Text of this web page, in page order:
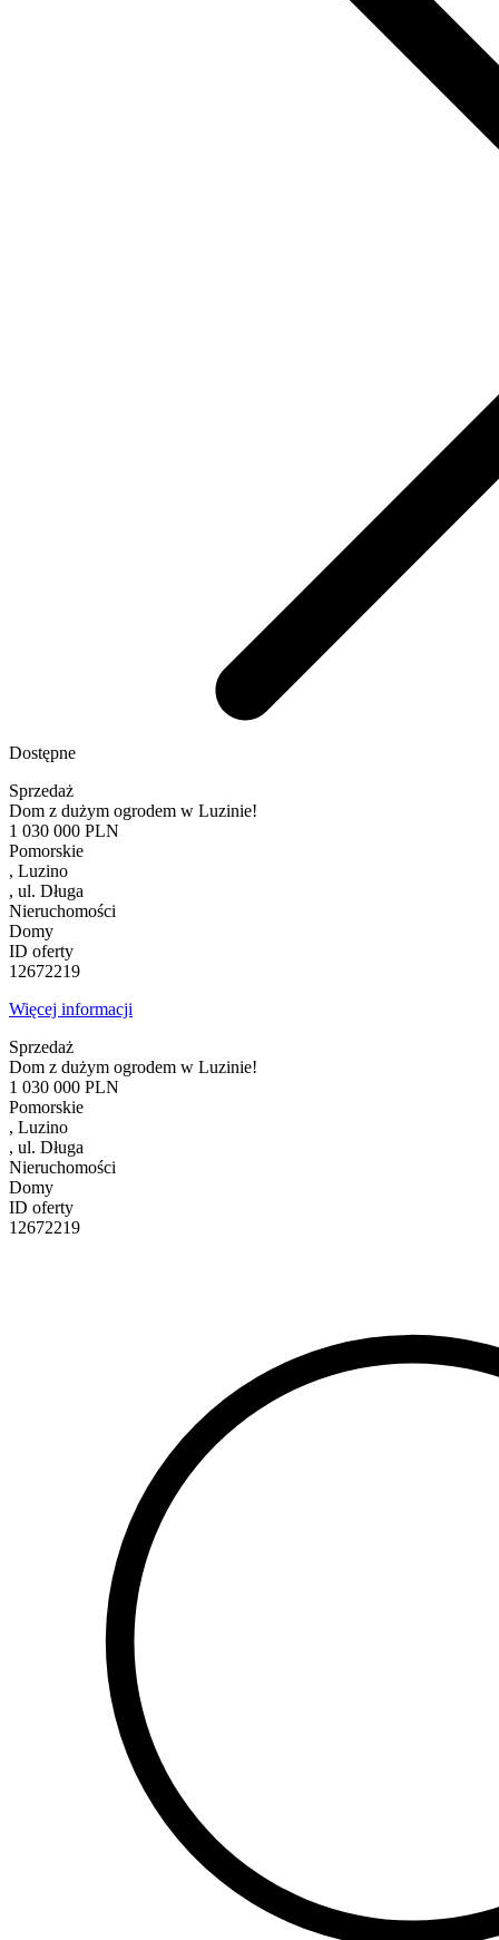
Dostępne
Sprzedaż
Dom z dużym ogrodem w Luzinie!
1 030 000 PLN
Pomorskie
, Luzino
, ul. Długa
Nieruchomości
Domy
ID oferty
12672219
Więcej informacji
Sprzedaż
Dom z dużym ogrodem w Luzinie!
1 030 000 PLN
Pomorskie
, Luzino
, ul. Długa
Nieruchomości
Domy
ID oferty
12672219